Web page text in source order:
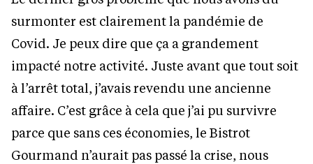
surmonter est clairement la pandémie de
Covid. Je peux dire que ça a grandement
impacté notre activité. Juste avant que tout soit
à l’arrêt total, j’avais revendu une ancienne
affaire. C’est grâce à cela que j’ai pu survivre
parce que sans ces économies, le Bistrot
Gourmand n’aurait pas passé la crise, nous